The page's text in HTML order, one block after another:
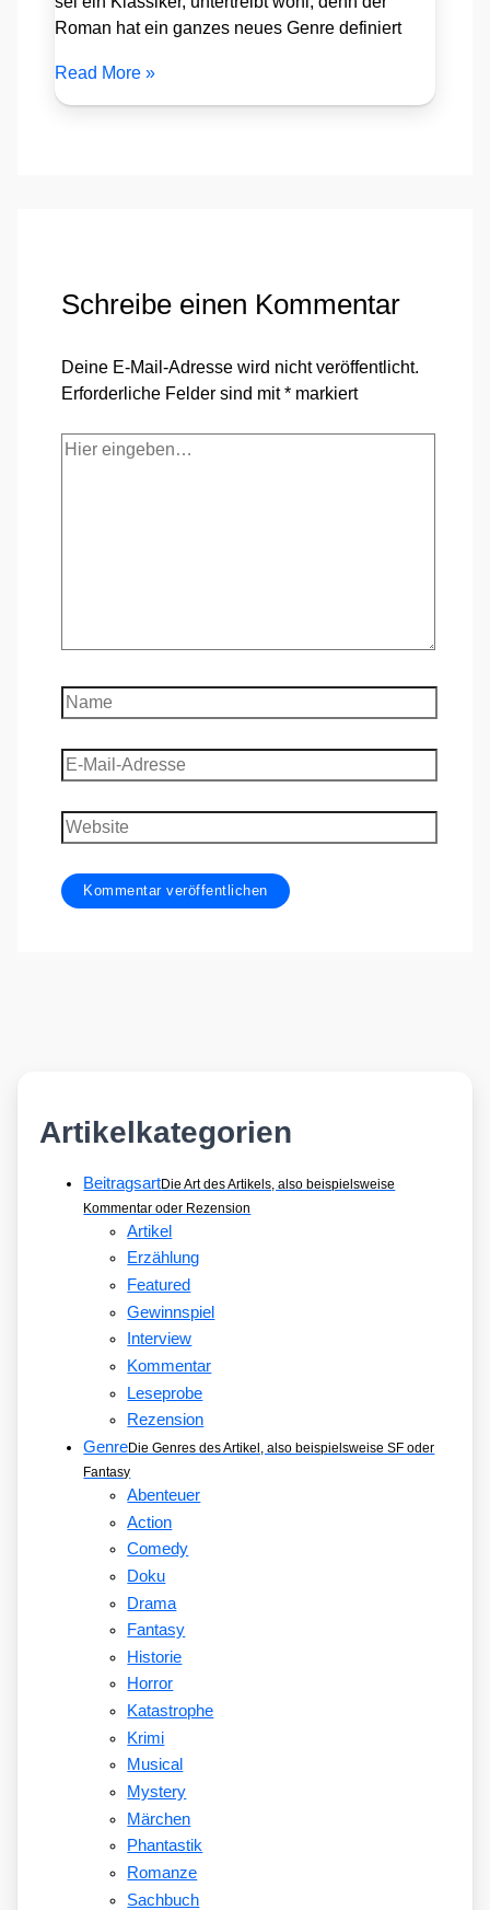
Roman hat ein ganzes neues Genre definiert
Read More »
Schreibe einen Kommentar
Deine E-Mail-Adresse wird nicht veröffentlicht.
Erforderliche Felder sind mit* markiert
Hier
Name
E-
Mail-
Adresse
Website
Artikelkategorien
BeitragsartDie Art des Artikels, also beispielsweise
Kommentar oder Rezension
Artikel
Erzählung
Featured
Gewinnspiel
Interview
Kommentar
Leseprobe
Rezension
GenreDie Genres des Artikel, also beispielsweise SF oder
Fantasy
Abenteuer
Action
Comedy
Doku
Drama
Fantasy
Historie
Horror
Katastrophe
Krimi
Musical
Mystery
Märchen
Phantastik
Romanze
Sachbuch